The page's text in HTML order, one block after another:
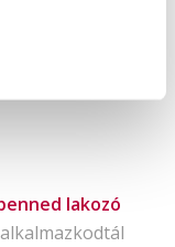
lakozó